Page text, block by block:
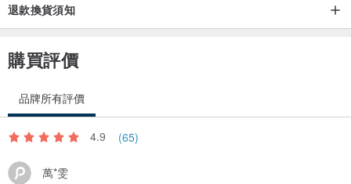
退款換貨須知
購買評價
品牌所有評價
4.9 (65)
萬*雯